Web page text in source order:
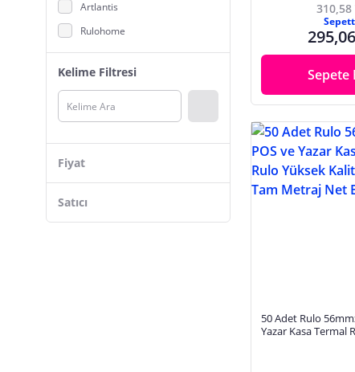
Artlantis
Rulohome
Kraf
King Label
tekno
KLAS RULO
RULORULO
Kelime Filtresi
Fiyat
Satıcı
310,58
Sepete
50 Adet Rulo
Yazar Kasa Termal